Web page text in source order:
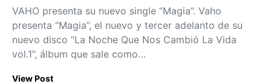
VAHO presenta su nuevo single “Magia”. Vaho
presenta “Magia”, el nuevo y tercer adelanto de su
nuevo disco “La Noche Que Nos Cambió La Vida
vol.1”, álbum que sale como…
View Post